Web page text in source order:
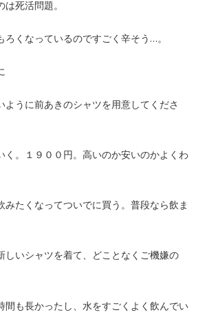
死活問題。
ろくなっているのですごく辛そう…。
ように前あきのシャツを用意してくださ
く。１９００円。高いのか安いのかよくわ
みたくなってついでに買う。普段なら飲ま
しいシャツを着て、どことなくご機嫌の
間も長かったし、水をすごくよく飲んでい